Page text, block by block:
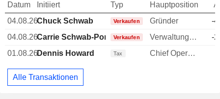
Datum Initiiert Typ Hauptposition
04.08.26Chuck Schwab Verkaufen Gründer
-
04.08.26Carrie Schwab-Pomerantz
Verkaufen Verwaltungsratsmitglied
-
01.08.26Dennis Howard Tax Chief Operating Officer (COO)
Alle Transaktionen